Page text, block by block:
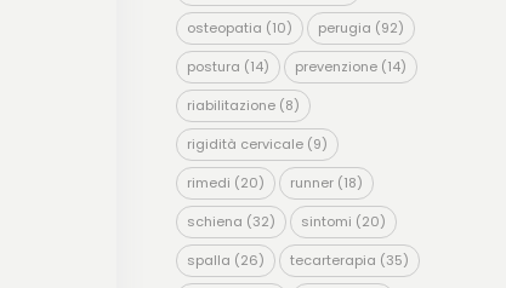
osteopatia (10) perugia (92)
postura (14) prevenzione(14)
riabilitazione(8)
rigidità cervicale(9)
rimedi (20) runner(18)
schiena (32) sintomi (20)
spalla (26) tecarterapia (35)